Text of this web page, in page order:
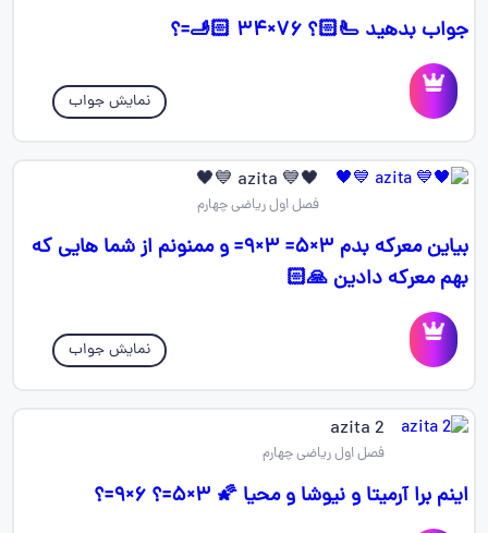
جواب بدهید 🫷🏻؟ 🫸🏻 ۳۴×۷۶=؟
نمایش جواب
🖤💙 azita 💙🖤
فصل اول ریاضی چهارم
بیاین معرکه بدم ۳×۵= ۳×۹= و ممنونم از شما هایی که
بهم معرکه دادین 🙏🏻
نمایش جواب
azita 2
فصل اول ریاضی چهارم
اینم برا آرمیتا و نیوشا و محیا 🌠 ۳×۵=؟ ۶×۹=؟